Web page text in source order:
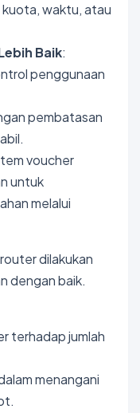
waktu, atau
Baik:
penggunaan
pembatasan
voucher
untuk
melalui
dilakukan
dengan baik.
terhadap jumlah
menangani